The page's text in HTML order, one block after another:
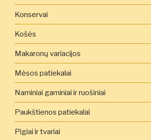
Konservai
Košės
Makaronų variacijos
Mėsos patiekalai
Naminiai gaminiai ir ruošiniai
Paukštienos patiekalai
Pigiai ir tvariai